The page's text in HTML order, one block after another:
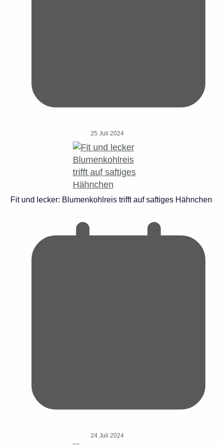
25 Juli 2024
Fit und lecker: Blumenkohlreis trifft auf saftiges Hähnchen
24 Juli 2024